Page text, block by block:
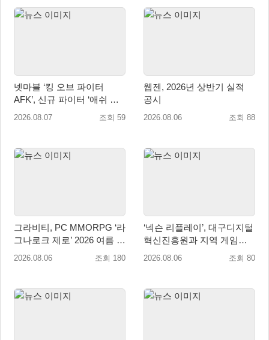
넷마블 ‘킹 오브 파이터
AFK’, 신규 파이터 ‘애쉬 크
림존’ 업데이트
2026.08.07 조회 59
웹젠, 2026년 상반기 실적
공시
2026.08.06 조회 88
그라비티, PC MMORPG ‘라
그나로크 제로’ 2026 여름 프
로모션 진행!
2026.08.06 조회 180
‘넥슨 리플레이’, 대구디지털
혁신진흥원과 지역 게임산
업 육성 위한 업무협약 체결
2026.08.06 조회 80